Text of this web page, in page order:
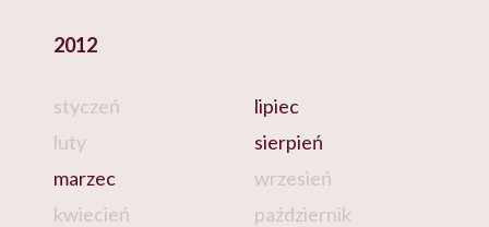
2012
styczeń
luty
marzec
kwiecień
lipiec
sierpień
wrzesień
październik